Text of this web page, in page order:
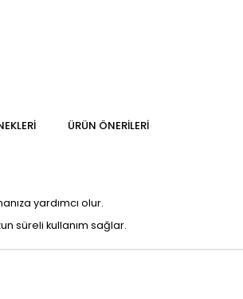
ÜRÜN ÖNERILERI
yardımcı olur.
süreli kullanım sağlar.